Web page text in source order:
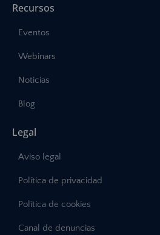
Recursos
Eventos
Webinars
Noticias
Blog
Legal
Aviso legal
Política de privacidad
Política de cookies
Canal de denuncias